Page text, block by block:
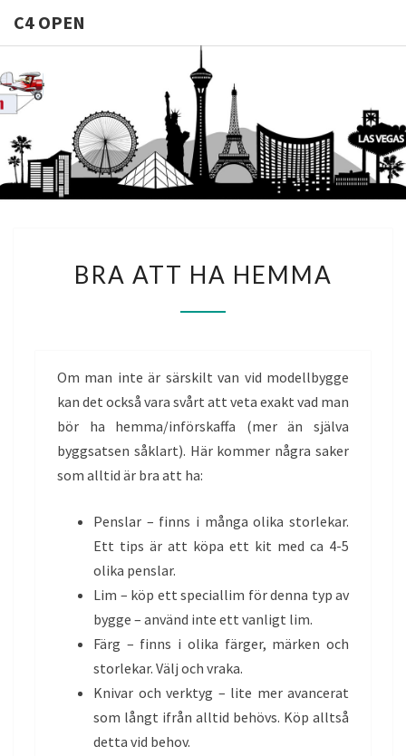
C4 OPEN
C4
OPEN
Allt Du
Behöver Veta
Om
Casinomodeller
ATT
BRA ATT HA HEMMA
Om man inte är särskilt van vid modellbygge
kan det också vara svårt att veta exakt vad man
bör ha hemma/införskaffa (mer än själva
byggsatsen såklart). Här kommer några saker
som alltid är bra att ha:
Penslar – finns i många olika storlekar.
Ett tips är att köpa ett kit med ca 4-5
olika penslar.
Lim – köp ett speciallim för denna typ av
bygge – använd inte ett vanligt lim.
Färg – finns i olika färger, märken och
storlekar. Välj och vraka.
Knivar och verktyg – lite mer avancerat
som långt ifrån alltid behövs. Köp alltså
detta vid behov.